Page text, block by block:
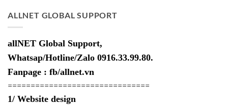
550,000₫.
ALLNET GLOBAL SUPPORT
allNET Global Support,
Whatsap/Hotline/Zalo 0916.33.99.80.
Fanpage : fb/allnet.vn
===============================
1/ Website design